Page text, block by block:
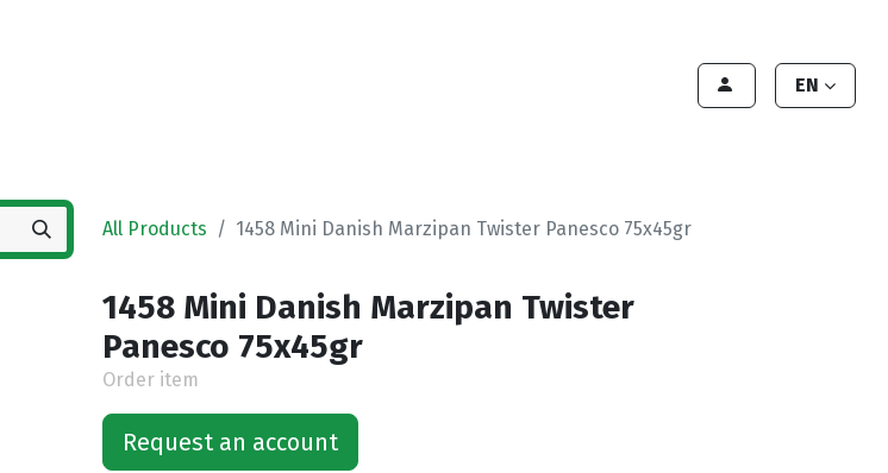
EN
All Products 1458 Mini Danish Marzipan Twister Panesco 75x45gr
1458 Mini Danish Marzipan Twister
Panesco 75x45gr
Order item
Request an account